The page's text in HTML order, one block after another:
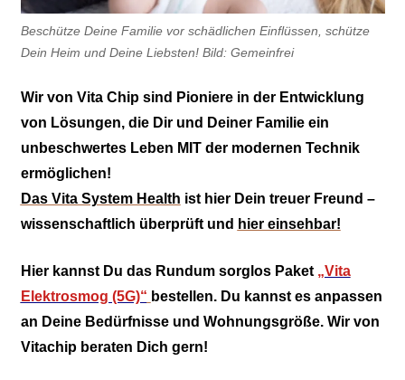
Beschütze Deine Familie vor schädlichen Einflüssen, schütze
Dein Heim und Deine Liebsten! Bild: Gemeinfrei
Wir von Vita Chip sind Pioniere in der Entwicklung
von Lösungen, die Dir und Deiner Familie ein
unbeschwertes Leben MIT der modernen Technik
ermöglichen!
Das Vita System Health ist hier Dein treuer Freund –
wissenschaftlich überprüft und hier einsehbar!
Hier kannst Du das Rundum sorglos Paket „Vita
Elektrosmog (5G)“ bestellen. Du kannst es anpassen
an Deine Bedürfnisse und Wohnungsgröße. Wir von
Vitachip beraten Dich gern!